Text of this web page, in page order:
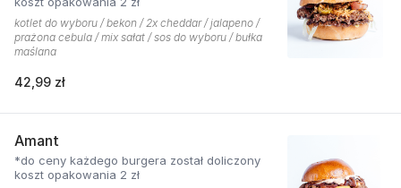
kotlet do wyboru / bekon / 2x cheddar / jalapeno /
prażona cebula / mix sałat / sos do wyboru / bułka
maślana
42,99 zł
Amant
*do ceny każdego burgera został doliczony
koszt opakowania 2 zł